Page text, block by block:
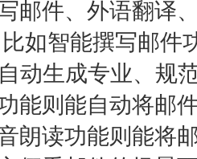
邮件、外语翻译
如智能撰写邮件
动生成专业、规
能则能自动将邮
朗读功能则能将